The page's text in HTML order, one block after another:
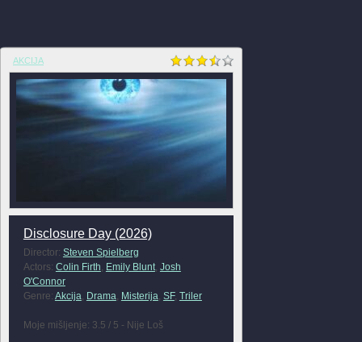
AKCIJA
Disclosure Day (2026)
Director: Steven Spielberg
Actors: Colin Firth, Emily Blunt, Josh
O'Connor
Genre: Akcija, Drama, Misterija, SF, Triler
Moje mišljenje: 3.5 / 5 - Nije Loš